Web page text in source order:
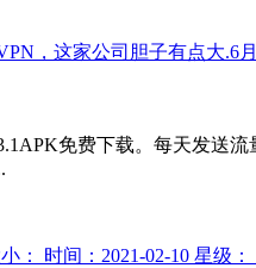
，这家公司胆子有点大.6
免费下载。每天发送
： 时间：2021-02-10 星级